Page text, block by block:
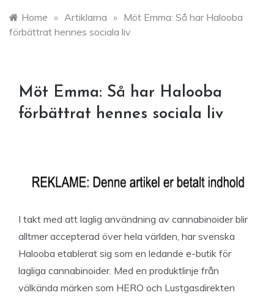
Home » Artiklarna » Möt Emma: Så har Halooba
förbättrat hennes sociala liv
Möt Emma: Så har Halooba
förbättrat hennes sociala liv
I takt med att laglig användning av cannabinoider blir
alltmer accepterad över hela världen, har svenska
Halooba etablerat sig som en ledande e-butik för
lagliga cannabinoider. Med en produktlinje från
välkända märken som HERO och Lustgasdirekten